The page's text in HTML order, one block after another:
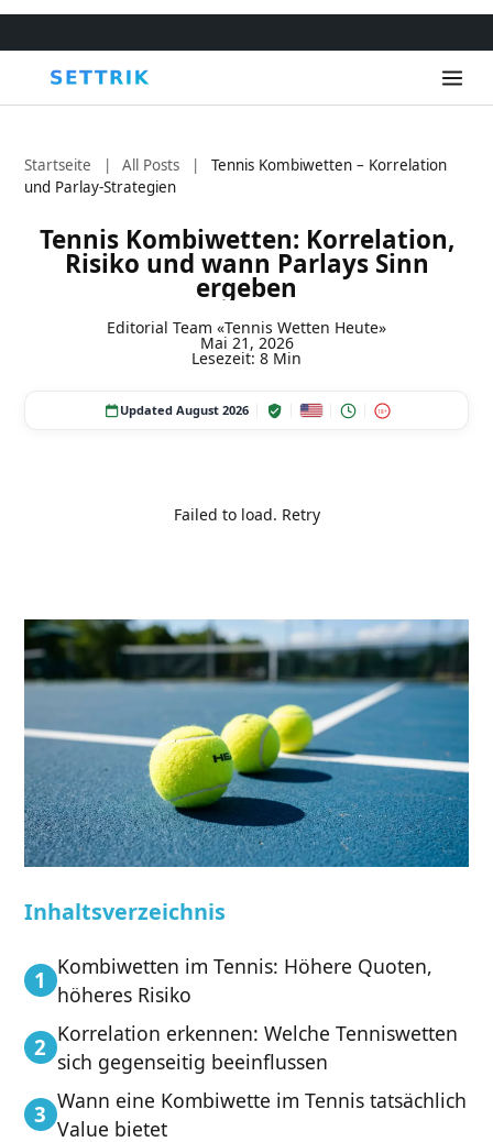
Startseite | All Posts |
Tennis Kombiwetten – Korrelation
und Parlay-Strategien
Tennis Kombiwetten: Korrelation,
Risiko und wann Parlays Sinn
ergeben
Editorial Team «Tennis Wetten Heute»
Mai 21, 2026
Lesezeit: 8 Min
Updated August 2026 18+
Failed to load. Retry
Inhaltsverzeichnis
Kombiwetten im Tennis: Höhere Quoten,
höheres Risiko
Korrelation erkennen: Welche Tenniswetten
sich gegenseitig beeinflussen
Wann eine Kombiwette im Tennis tatsächlich
Value bietet